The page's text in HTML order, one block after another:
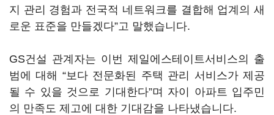
지 관리 경험과 전국적 네트워크를 결합해 업계의 새
로운 표준을 만들겠다”고 말했습니다.
GS건설 관계자는 이번 제일에스테이트서비스의 출
범에 대해 “보다 전문화된 주택 관리 서비스가 제공
될 수 있을 것으로 기대한다”며 자이 아파트 입주민
의 만족도 제고에 대한 기대감을 나타냈습니다.